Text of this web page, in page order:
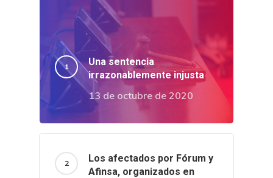
Una sentencia
irrazonablemente injusta
13 de octubre de 2020
Los afectados por Fórum y
Afinsa, organizados en